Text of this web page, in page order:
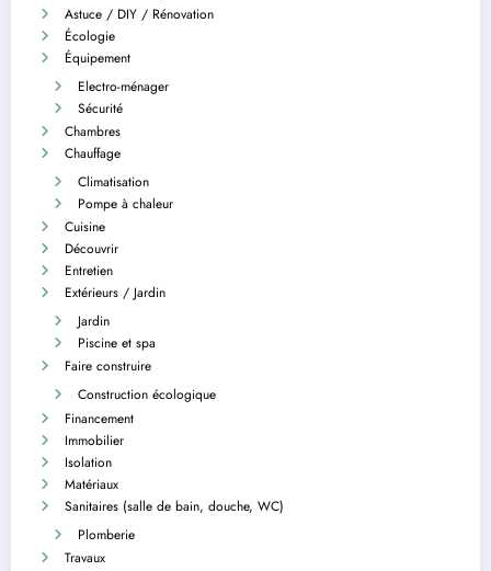
Astuce / DIY / Rénovation
Écologie
Équipement
Electro-ménager
Sécurité
Chambres
Chauffage
Climatisation
Pompe à chaleur
Cuisine
Découvrir
Entretien
Extérieurs / Jardin
Jardin
Piscine et spa
Faire construire
Construction écologique
Financement
Immobilier
Isolation
Matériaux
Sanitaires (salle de bain, douche, WC)
Plomberie
Travaux